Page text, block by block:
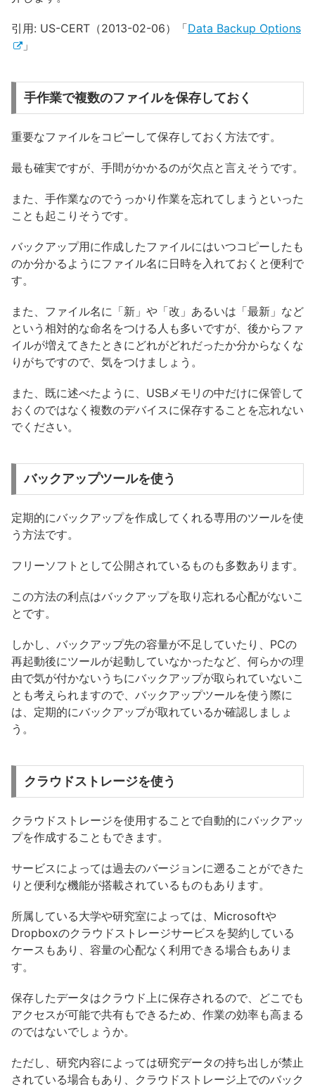
引用: US-CERT（2013-02-06）「Data Backup Options
」
手作業で複数のファイルを保存しておく
重要なファイルをコピーして保存しておく方法です。
最も確実ですが、手間がかかるのが欠点と言えそうです。
また、手作業なのでうっかり作業を忘れてしまうといった
ことも起こりそうです。
バックアップ用に作成したファイルにはいつコピーしたも
のか分かるようにファイル名に日時を入れておくと便利で
す。
また、ファイル名に「新」や「改」あるいは「最新」など
という相対的な命名をつける人も多いですが、後からファ
イルが増えてきたときにどれがどれだったか分からなくな
りがちですので、気をつけましょう。
また、既に述べたように、USBメモリの中だけに保管して
おくのではなく複数のデバイスに保存することを忘れない
でください。
バックアップツールを使う
定期的にバックアップを作成してくれる専用のツールを使
う方法です。
フリーソフトとして公開されているものも多数あります。
この方法の利点はバックアップを取り忘れる心配がないこ
とです。
しかし、バックアップ先の容量が不足していたり、PCの
再起動後にツールが起動していなかったなど、何らかの理
由で気が付かないうちにバックアップが取られていないこ
とも考えられますので、バックアップツールを使う際に
は、定期的にバックアップが取れているか確認しましょ
う。
クラウドストレージを使う
クラウドストレージを使用することで自動的にバックアッ
プを作成することもできます。
サービスによっては過去のバージョンに遡ることができた
りと便利な機能が搭載されているものもあります。
所属している大学や研究室によっては、Microsoftや
Dropboxのクラウドストレージサービスを契約している
ケースもあり、容量の心配なく利用できる場合もありま
す。
保存したデータはクラウド上に保存されるので、どこでも
アクセスが可能で共有もできるため、作業の効率も高まる
のではないでしょうか。
ただし、研究内容によっては研究データの持ち出しが禁止
されている場合もあり、クラウドストレージ上でのバック